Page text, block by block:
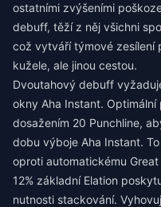
ostatními zvýšeními
debuff, těží z něj všichni
což vytváří týmové zesílení
kužele, ale jinou cestou.
Dvoutahový debuff
okny Aha Instant.
dosažením 20 Punchline,
dobu výboje Aha Instant.
oproti automatickému
12% základní Elation
nutnosti stackování.